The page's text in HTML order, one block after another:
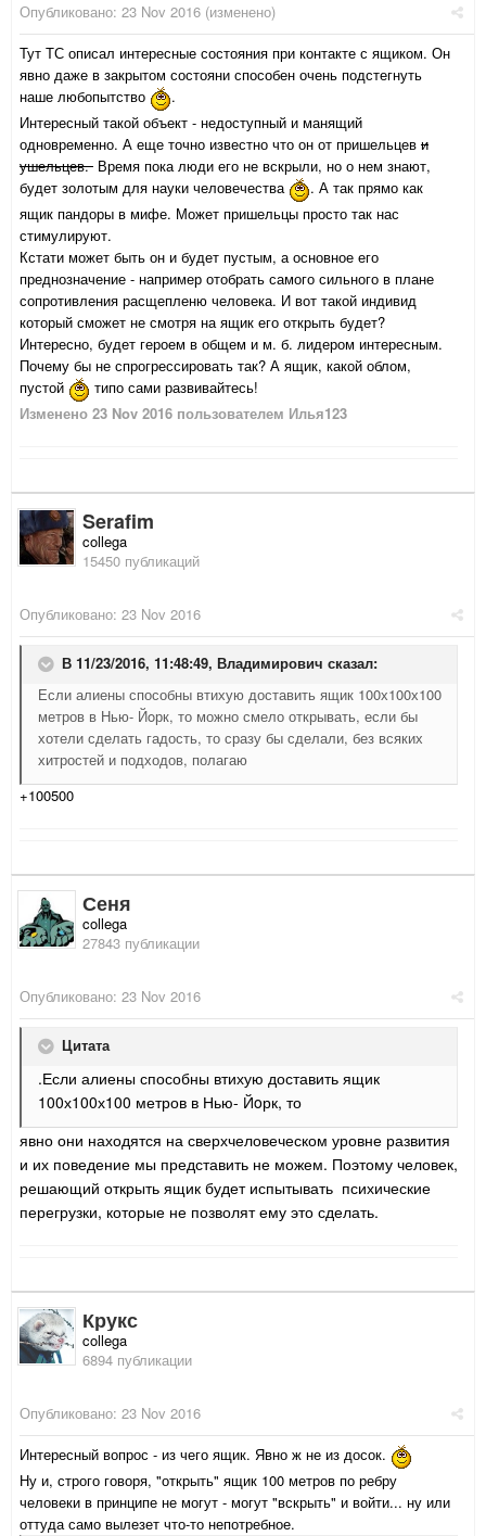
Опубликовано: 23 Nov 2016 (изменено)
Тут ТС описал интересные состояния при контакте с ящиком. Он
явно даже в закрытом состояни способен очень подстегнуть
наше любопытство
.
Интересный такой объект - недоступный и манящий
одновременно. А еще точно известно что он от пришельцев и
ушельцев. Время пока люди его не вскрыли, но о нем знают,
будет золотым для науки человечества
. А так прямо как
ящик пандоры в мифе. Может пришельцы просто так нас
стимулируют.
Кстати может быть он и будет пустым, а основное его
преднозначение - например отобрать самого сильного в плане
сопротивления расщепленю человека. И вот такой индивид
который сможет не смотря на ящик его открыть будет?
Интересно, будет героем в общем и м. б. лидером интересным.
Почему бы не спрогрессировать так? А ящик, какой облом,
пустой
типо сами развивайтесь!
Изменено 23 Nov 2016 пользователем Илья123
Serafim
collega
15450 публикаций
Опубликовано: 23 Nov 2016
В 11/23/2016, 11:48:49, Владимирович сказал:
Если алиены способны втихую доставить ящик 100х100х100
метров в Нью- Йoрк, то можно смело открывать, если бы
хотели сделать гадость, то сразу бы сделали, без всяких
хитростей и подходов, полагаю
+100500
Сеня
collega
27843 публикации
Опубликовано: 23 Nov 2016
Цитата
.Если алиены способны втихую доставить ящик
100х100х100 метров в Нью- Йoрк, то
явно они находятся на сверхчеловеческом уровне развития
и их поведение мы представить не можем. Поэтому человек,
решающий открыть ящик будет испытывать психические
перегрузки, которые не позволят ему это сделать.
Крукс
collega
6894 публикации
Опубликовано: 23 Nov 2016
Интересный вопрос - из чего ящик. Явно ж не из досок.
Ну и, строго говоря, "открыть" ящик 100 метров по ребру
человеки в принципе не могут - могут "вскрыть" и войти... ну или
оттуда само вылезет что-то непотребное.